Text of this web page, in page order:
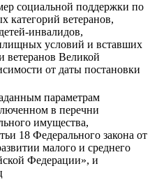
социальной поддержки по
категорий ветеранов,
инвалидов,
условий и вставших
ветеранов Великой
от даты постановки
параметрам
в перечни
имущества,
18 Федерального закона от
малого и среднего
Федерации», и